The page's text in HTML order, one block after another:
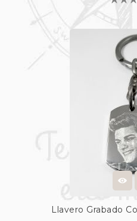
Llavero Grabado